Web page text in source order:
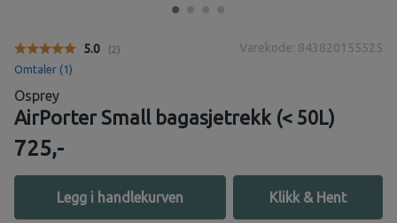
Gjennomsnittskarakter:
5.0 (stemmer:
2)
Omtaler (1)
Varekode: 843820155525
Osprey
AirPorter Small bagasjetrekk (< 50L)
725,-
Legg i handlekurven Klikk & Hent